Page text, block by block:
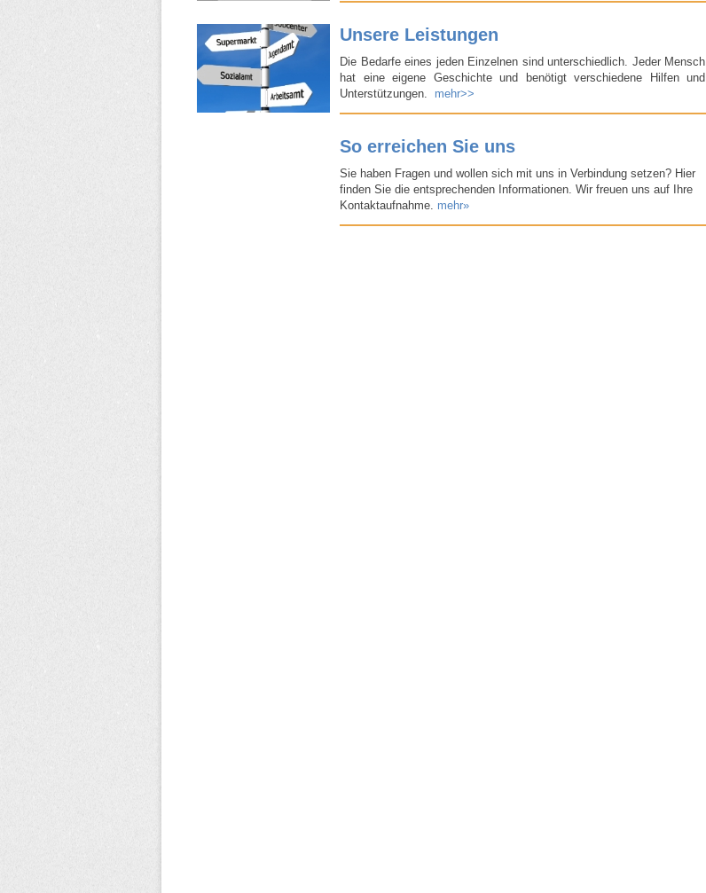
Unsere Leistungen
Die Bedarfe eines jeden Einzelnen sind unterschiedlich. Jeder Mensch
hat eine eigene Geschichte und benötigt verschiedene Hilfen und
Unterstützungen. mehr>>
So erreichen Sie uns
Sie haben Fragen und wollen sich mit uns in Verbindung setzen? Hier
finden Sie die entsprechenden Informationen. Wir freuen uns auf Ihre
Kontaktaufnahme. mehr»